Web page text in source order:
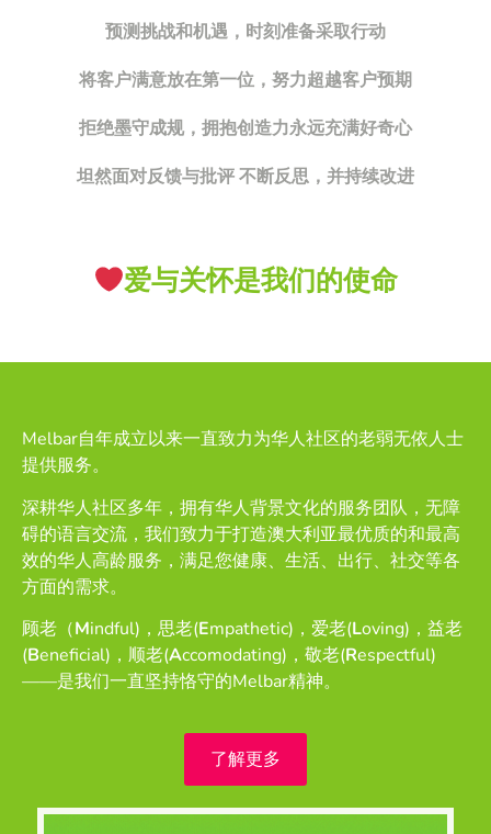
预测挑战和机遇，时刻准备采取行动
将客户满意放在第一位，努力超越客户预期
拒绝墨守成规，拥抱创造力永远充满好奇心
坦然面对反馈与批评 不断反思，并持续改进
爱与关怀是我们的使命
Melbar自年成立以来一直致力为华人社区的老弱无依人士
提供服务。
深耕华人社区多年，拥有华人背景文化的服务团队，无障
碍的语言交流，我们致力于打造澳大利亚最优质的和最高
效的华人高龄服务，满足您健康、生活、出行、社交等各
方面的需求。
顾老（Mindful)，思老(Empathetic)，爱老(Loving)，益老
(Beneficial)，顺老(Accomodating)，敬老(Respectful)
——是我们一直坚持恪守的Melbar精神。
了解更多